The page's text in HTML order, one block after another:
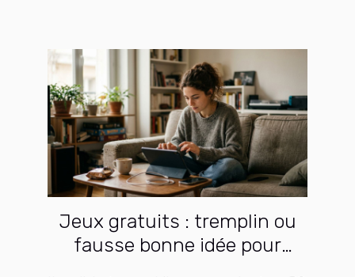
Jeux gratuits : tremplin ou
fausse bonne idée pour